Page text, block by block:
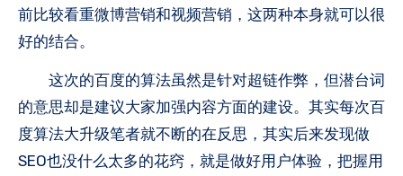
前比较看重微博营销和视频营销，这两种本身就可以很
好的结合。
这次的百度的算法虽然是针对超链作弊，但潜台词
的意思却是建议大家加强内容方面的建设。其实每次百
度算法大升级笔者就不断的在反思，其实后来发现做
SEO也没什么太多的花窍，就是做好用户体验，把握用